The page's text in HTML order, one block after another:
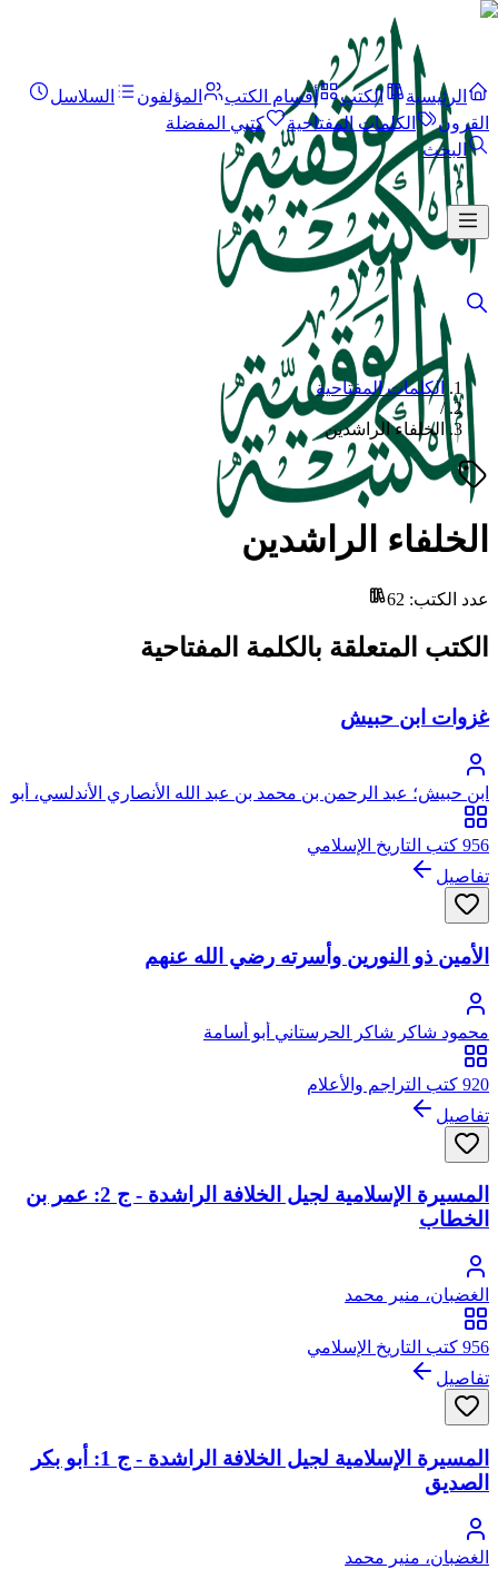
الرئيسية الكتب أقسام الكتب المؤلفون
السلاسل
القرون
الكلمات المفتاحية
كتبي المفضلة
البحث
الكلمات المفتاحية
/
الخلفاء الراشدين
الخلفاء الراشدين
عدد الكتب:
62
الكتب المتعلقة بالكلمة المفتاحية
غزوات ابن حبيش
ابن حبيش؛ عبد الرحمن بن محمد بن عبد الله الأنصاري الأندلسي، أبو
القاسم ابن حبيش
956 كتب التاريخ الإسلامي
تفاصيل
الأمين ذو النورين وأسرته رضي الله عنهم
محمود شاكر شاكر الحرستاني أبو أسامة
920 كتب التراجم والأعلام
تفاصيل
المسيرة الإسلامية لجيل الخلافة الراشدة - ج 2: عمر بن
الخطاب
الغضبان، منير محمد
956 كتب التاريخ الإسلامي
تفاصيل
المسيرة الإسلامية لجيل الخلافة الراشدة - ج 1: أبو بكر
الصديق
الغضبان، منير محمد